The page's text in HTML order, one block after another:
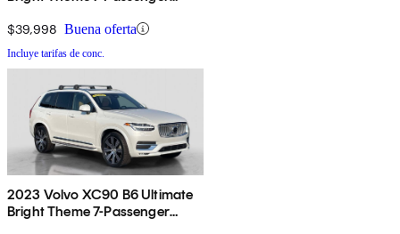
$39,998 Buena oferta
Incluye tarifas de conc.
2023 Volvo XC90 B6 Ultimate
Bright Theme 7-Passenger